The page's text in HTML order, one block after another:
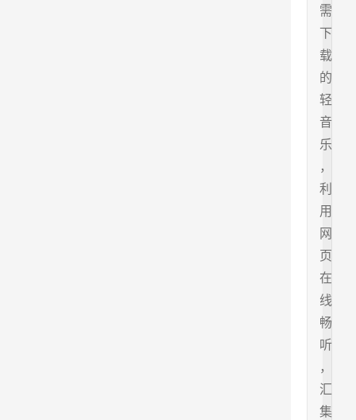
需
下
载
的
轻
音
乐
，
利
用
网
页
在
线
畅
听
，
汇
集